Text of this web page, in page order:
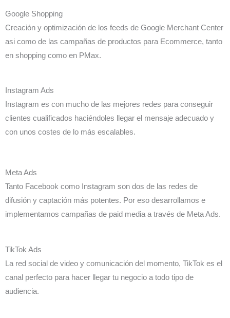
Google Shopping
Creación y optimización de los feeds de Google Merchant Center
asi como de las campañas de productos para Ecommerce, tanto
en shopping como en PMax.
Instagram Ads
Instagram es con mucho de las mejores redes para conseguir
clientes cualificados haciéndoles llegar el mensaje adecuado y
con unos costes de lo más escalables.
Meta Ads
Tanto Facebook como Instagram son dos de las redes de
difusión y captación más potentes. Por eso desarrollamos e
implementamos campañas de paid media a través de Meta Ads.
TikTok Ads
La red social de video y comunicación del momento, TikTok es el
canal perfecto para hacer llegar tu negocio a todo tipo de
audiencia.